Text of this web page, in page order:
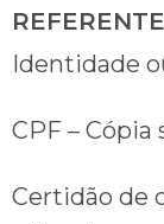
Identidade
CPF – Cópia
Certidão de